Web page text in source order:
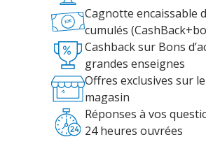
Cagnotte encaissable
cumulés
Cashback sur Bons
grandes enseignes
Offres exclusives sur
magasin
Réponses à vos
24 heures ouvrées